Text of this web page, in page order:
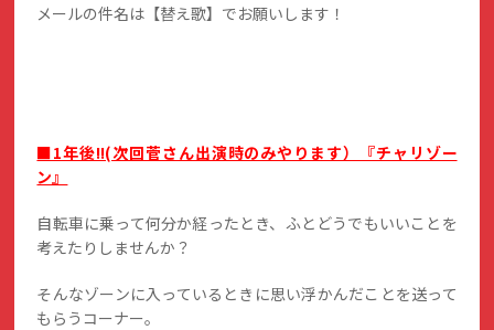
メールの件名は【替え歌】でお願いします！
■1年後!!(次回菅さん出演時のみやります）『チャリゾー
ン』
自転車に乗って何分か経ったとき、ふとどうでもいいことを
考えたりしませんか？
そんなゾーンに入っているときに思い浮かんだことを送って
もらうコーナー。